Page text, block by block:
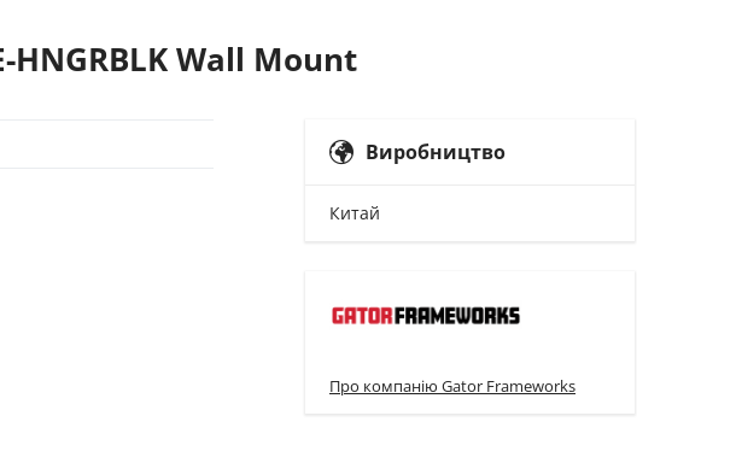
Wall Mount
Виробництво
Китай
Про компанію Gator Frameworks